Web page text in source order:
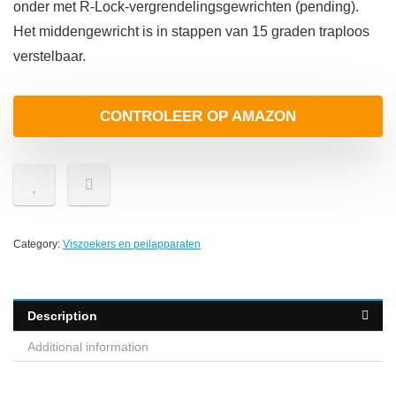
onder met R-Lock-vergrendelingsgewrichten (pending).
Het middengewricht is in stappen van 15 graden traploos
verstelbaar.
CONTROLEER OP AMAZON
Category: Viszoekers en peilapparaten
Description
Additional information